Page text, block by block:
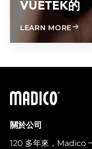
VUETEK的
LEARN MORE
馬迪科
關於公司
120 多年來，Madico